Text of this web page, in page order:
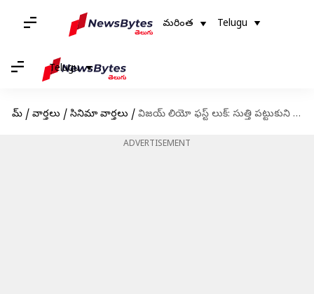
మరింత Telugu
Telugu
హోమ్ / వార్తలు / సినిమా వార్తలు / విజయ్ లియో ఫస్ట్ లుక్: సుత్తి పట్టుకుని విలన్ల మీదకు పరుగెడుతున్న విజయ్
ADVERTISEMENT